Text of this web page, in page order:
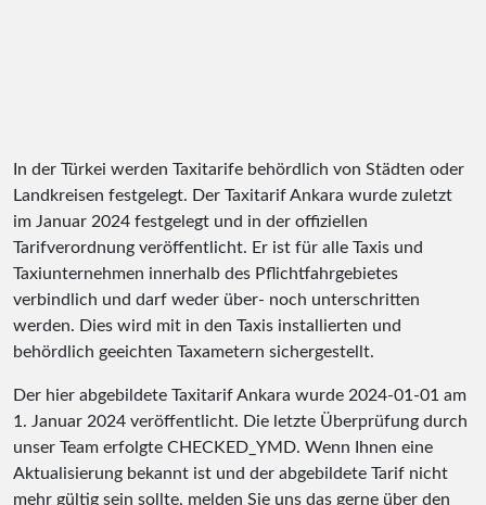
In der Türkei werden Taxitarife behördlich von Städten oder
Landkreisen festgelegt. Der Taxitarif Ankara wurde zuletzt
im Januar 2024 festgelegt und in der offiziellen
Tarifverordnung veröffentlicht. Er ist für alle Taxis und
Taxiunternehmen innerhalb des Pflichtfahrgebietes
verbindlich und darf weder über- noch unterschritten
werden. Dies wird mit in den Taxis installierten und
behördlich geeichten Taxametern sichergestellt.
Der hier abgebildete Taxitarif Ankara wurde 2024-01-01 am
1. Januar 2024 veröffentlicht. Die letzte Überprüfung durch
unser Team erfolgte CHECKED_YMD. Wenn Ihnen eine
Aktualisierung bekannt ist und der abgebildete Tarif nicht
mehr gültig sein sollte, melden Sie uns das gerne über den